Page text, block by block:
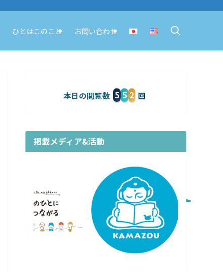
ひとはこのこと お問い合わせ
本日の閲覧数 5 5 2
掲載メディア&活動